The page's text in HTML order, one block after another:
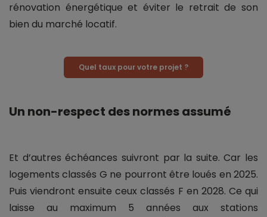
rénovation énergétique et éviter le retrait de son
bien du marché locatif.
Quel taux pour votre projet ?
Un non-respect des normes assumé
Et d’autres échéances suivront par la suite. Car les
logements classés G ne pourront être loués en 2025.
Puis viendront ensuite ceux classés F en 2028. Ce qui
laisse au maximum 5 années aux stations